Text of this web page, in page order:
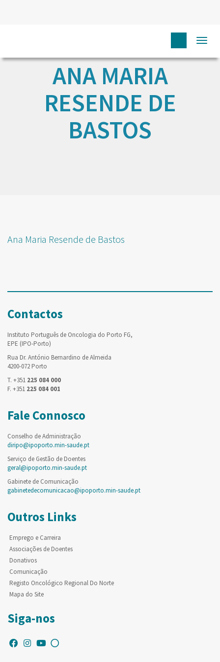
ANA MARIA
RESENDE DE
BASTOS
Ana Maria Resende de Bastos
Contactos
Instituto Português de Oncologia do Porto FG,
EPE (IPO-Porto)
Rua Dr. António Bernardino de Almeida
4200-072 Porto
T. +351 225 084 000
F. +351 225 084 001
Fale Connosco
Conselho de Administração
diripo@ipoporto.min-saude.pt
Serviço de Gestão de Doentes
geral@ipoporto.min-saude.pt
Gabinete de Comunicação
gabinetedecomunicacao@ipoporto.min-saude.pt
Outros Links
Emprego e Carreira
Associações de Doentes
Donativos
Comunicação
Registo Oncológico Regional Do Norte
Mapa do Site
Siga-nos